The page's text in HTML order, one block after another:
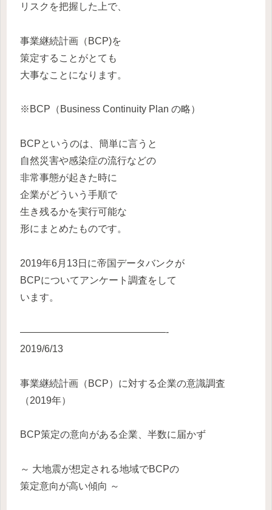
リスクを把握した上で、
事業継続計画（BCP)を
策定することがとても
大事なことになります。
※BCP（Business Continuity Plan の略）
BCPというのは、簡単に言うと
自然災害や感染症の流行などの
非常事態が起きた時に
企業がどういう手順で
生き残るかを実行可能な
形にまとめたものです。
2019年6月13日に帝国データバンクが
BCPについてアンケート調査をして
います。
———————————————-
2019/6/13
事業継続計画（BCP）に対する企業の意識調査
（2019年）
BCP策定の意向がある企業、半数に届かず
～ 大地震が想定される地域でBCPの
策定意向が高い傾向 ～